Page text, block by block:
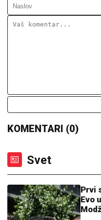
ANELI DOBILA
CVIJANOVIĆ
mene", evo da li je
KAKVA
Montreala